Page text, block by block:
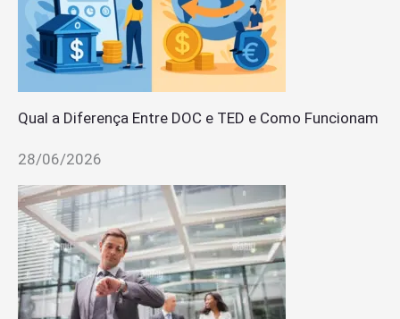
Qual a Diferença Entre DOC e TED e Como Funcionam
28/06/2026